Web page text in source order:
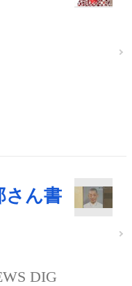
さん書
DIG